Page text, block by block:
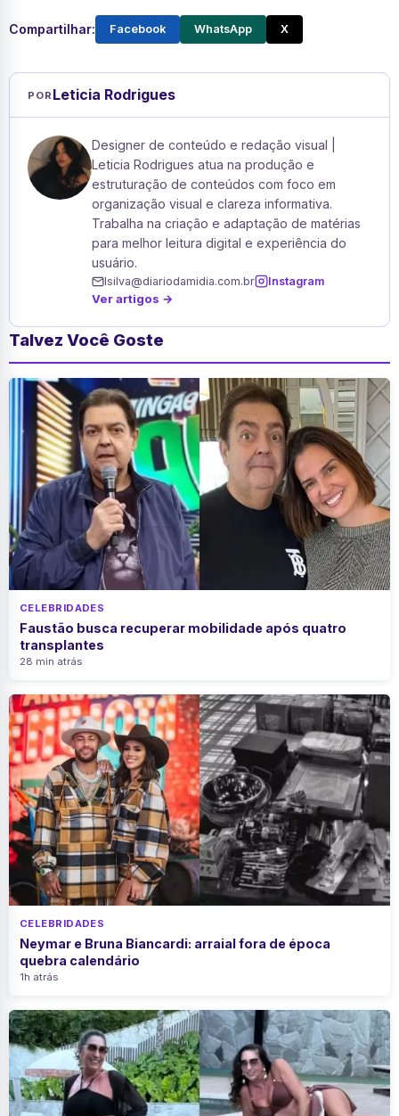
Compartilhar: Facebook WhatsApp X
POR Leticia Rodrigues
Designer de conteúdo e redação visual |
Leticia Rodrigues atua na produção e
estruturação de conteúdos com foco em
organização visual e clareza informativa.
Trabalha na criação e adaptação de matérias
para melhor leitura digital e experiência do
usuário.
lsilva@diariodamidia.com.br Instagram
Ver artigos →
Talvez Você Goste
CELEBRIDADES
Faustão busca recuperar mobilidade após quatro
transplantes
28 min atrás
CELEBRIDADES
Neymar e Bruna Biancardi: arraial fora de época
quebra calendário
1h atrás